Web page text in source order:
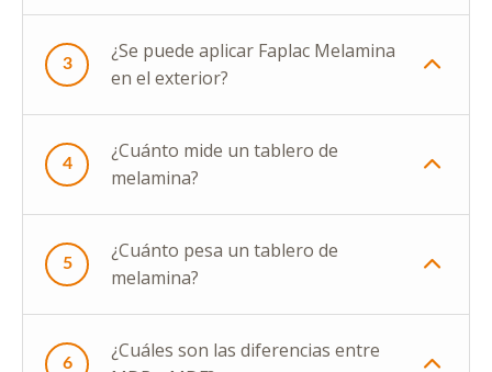
3
¿Se puede aplicar Faplac Melamina
en el exterior?
4
¿Cuánto mide un tablero de
melamina?
5
¿Cuánto pesa un tablero de
melamina?
6
¿Cuáles son las diferencias entre